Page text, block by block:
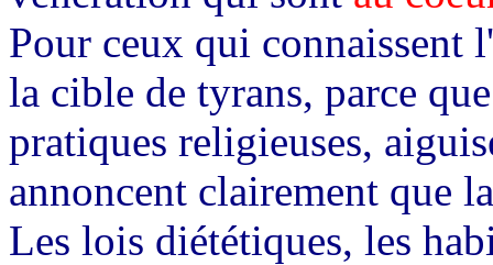
Pour ceux qui connaissent
la cible de tyrans, parce
pratiques religieuses,
annoncent clairement que
Les lois diététiques, les